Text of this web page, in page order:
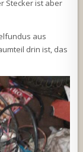
Stecker ist aber
aus
drin ist, das